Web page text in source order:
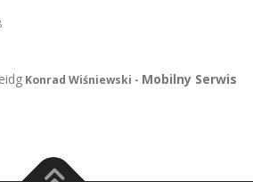
Konrad Wiśniewski - Mobilny Serwis